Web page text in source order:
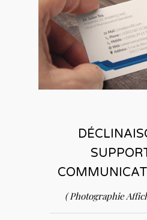
( Photographie